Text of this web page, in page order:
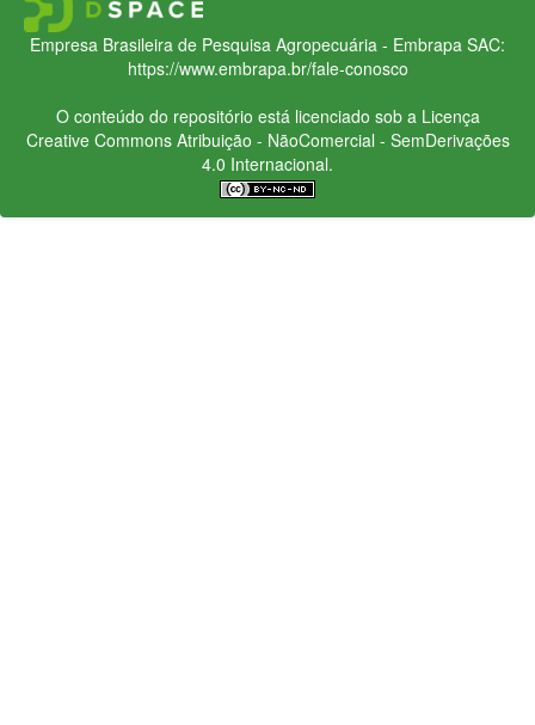
Empresa Brasileira de Pesquisa Agropecuária - Embrapa SAC:
https://www.embrapa.br/fale-conosco
O conteúdo do repositório está licenciado sob a Licença
Creative CommonsAtribuição - NãoComercial - SemDerivações
4.0 Internacional.